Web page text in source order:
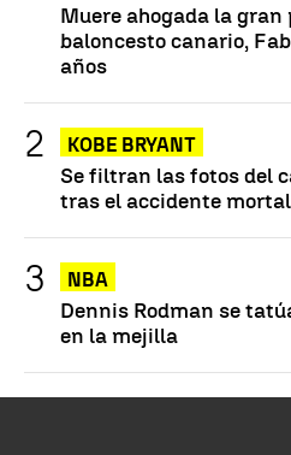
Muere ahogada la gran
baloncesto canario,
años
KOBE BRYANT
Se filtran las fotos del
tras el accidente
NBA
Dennis Rodman se
en la mejilla